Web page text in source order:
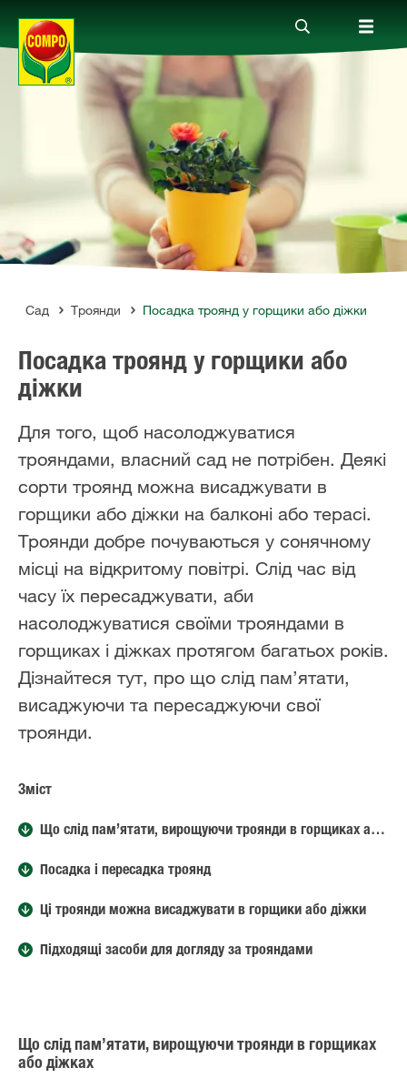
Компанія
Зв'язок
Сад Троянди Посадка троянд у горщики або діжки
Посадка троянд у горщики або
діжки
Для того, щоб насолоджуватися
трояндами, власний сад не потрібен. Деякі
сорти троянд можна висаджувати в
горщики або діжки на балконі або терасі.
Троянди добре почуваються у сонячному
місці на відкритому повітрі. Слід час від
часу їх пересаджувати, аби
насолоджуватися своїми трояндами в
горщиках і діжках протягом багатьох років.
Дізнайтеся тут, про що слід пам’ятати,
висаджуючи та пересаджуючи свої
троянди.
Зміст
Що слід пам’ятати, вирощуючи троянди в горщиках або діжках
Посадка і пересадка троянд
Ці троянди можна висаджувати в горщики або діжки
Підходящі засоби для догляду за трояндами
Що слід пам’ятати, вирощуючи троянди в горщиках
або діжках